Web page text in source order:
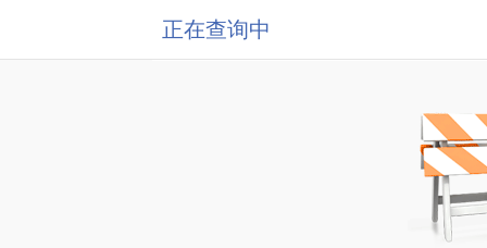
正在查询中